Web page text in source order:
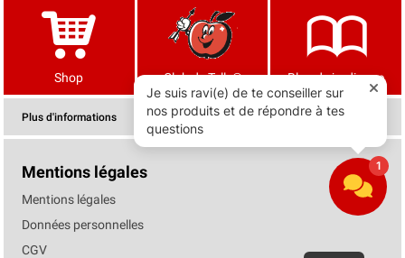
Shop Club de Tells® Blog de jardinage
Plus d'informations
Mentions légales
Mentions légales
Données personnelles
CGV